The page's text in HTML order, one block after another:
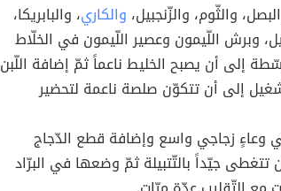
والثّوم، والزّنجبيل، والكاري، والبابريكا،
وبرش اللّيمون وعصير اللّيمون في الخلّاط
إلى أن يصبح الخليط ناعماً ثمّ إضافة اللّبن
إلى أن تتكوّن صلصة ناعمة لتحضير
وعاءٍ زجاجي واسع وإضافة قطع الدّجاج
تتغطى جيّداً بالتّتبيلة ثمّ وضعها في البرّاد